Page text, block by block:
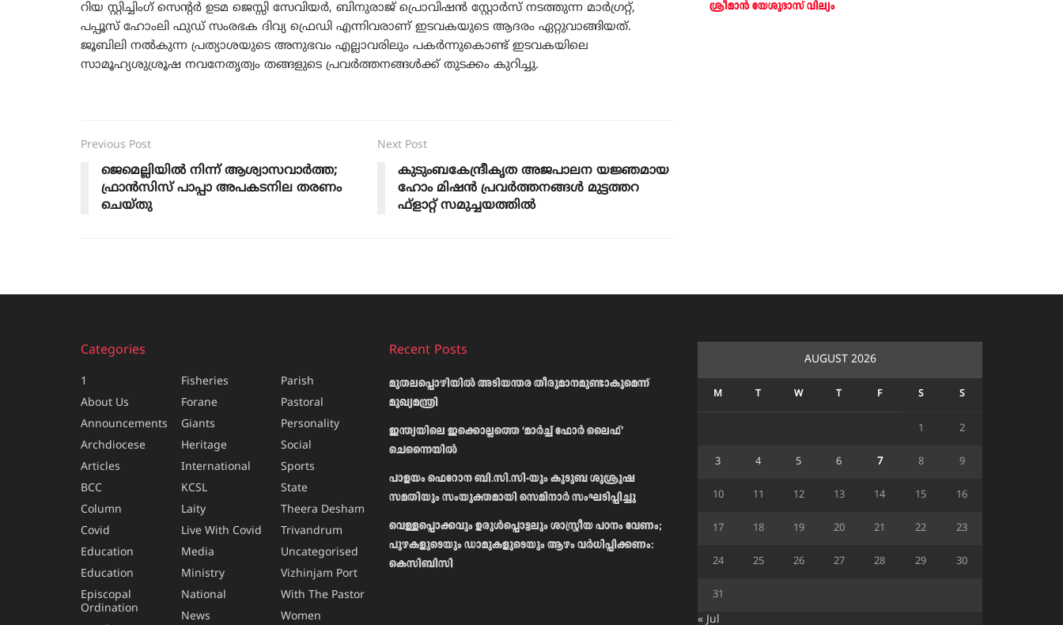
റിയ സ്റ്റിച്ചിംഗ് സെന്റർ ഉടമ ജെസ്സി സേവിയർ, ബിനുരാജ് പ്രൊവിഷൻ സ്റ്റോർസ് നടത്തുന്ന മാർഗ്രറ്റ്,
പപ്പൂസ് ഹോംലി ഫുഡ് സംരഭക ദിവ്യ ഫ്രെഡി എന്നിവരാണ്‌ ഇടവകയുടെ ആദരം ഏറ്റുവാങ്ങിയത്.
ജൂബിലി നൽകുന്ന പ്രത്യാശയുടെ അനുഭവം എല്ലാവരിലും പകർന്നുകൊണ്ട് ഇടവകയിലെ
സാമൂഹ്യശുശ്രൂഷ നവനേതൃത്വം തങ്ങളുടെ പ്രവർത്തനങ്ങൾക്ക് തുടക്കം കുറിച്ചു.
Previous Post
ജെമെല്ലിയില്‍ നിന്ന് ആശ്വാസവാര്‍ത്ത;
ഫ്രാൻസിസ് പാപ്പാ അപകടനില തരണം
ചെയ്തു
Next Post
കുടുംബകേന്ദ്രീകൃത അജപാലന യജ്ഞമായ
ഹോം മിഷൻ പ്രവർത്തനങ്ങൾ മുട്ടത്തറ
ഫ്ളാറ്റ് സമുച്ചയത്തില്‍
ശ്രീമാന്‍ യേശുദാസ് വില്യം
Categories
1
About Us
Announcements
Archdiocese
Articles
BCC
Column
Covid
Education
Education
Episcopal
Ordination
Fisheries
Forane
Giants
Heritage
International
KCSL
Laity
Live With Covid
Media
Ministry
National
News
Parish
Pastoral
Personality
Social
Sports
State
Theera Desham
Trivandrum
Uncategorised
Vizhinjam Port
With The Pastor
Women
Recent Posts
മുതലപ്പൊഴിയിൽ അടിയന്തര തീരുമാനമുണ്ടാകുമെന്ന്
മുഖ്യമന്ത്രി
ഇന്ത്യയിലെ ഇക്കൊല്ലത്തെ ‘മാർച്ച് ഫോർ ലൈഫ്’
ചെന്നൈയിൽ
പാളയം ഫെറോന ബി.സി.സി-യും കുടുബ ശുശ്രൂഷ
സമതിയും സംയുക്തമായി സെമിനാർ സംഘടിപ്പിച്ചു
വെള്ളപ്പൊക്കവും ഉരുള്‍പ്പൊട്ടലും ശാസ്ത്രീയ പഠനം വേണം;
പുഴകളുടെയും ഡാമുകളുടെയും ആഴം വര്‍ധിപ്പിക്കണം:
കെസിബിസി
AUGUST 2026
M T W T F S S
1 2
3 4 5 6 7 8 9
10 11 12 13 14 15 16
17 18 19 20 21 22 23
24 25 26 27 28 29 30
31
« Jul